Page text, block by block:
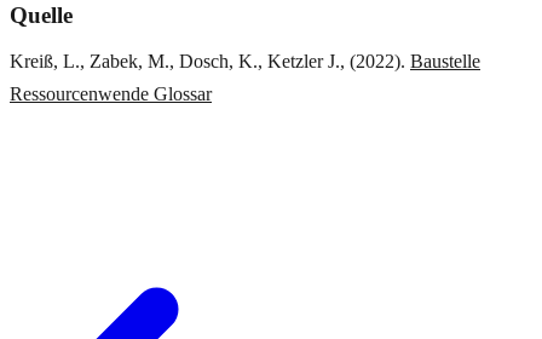
Quelle
Kreiß, L., Zabek, M., Dosch, K., Ketzler J., (2022). Baustelle
Ressourcenwende Glossar